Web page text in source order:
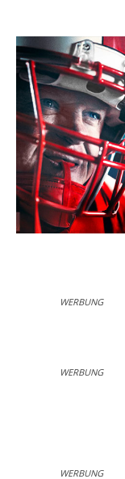
WERBUNG
WERBUNG
WERBUNG